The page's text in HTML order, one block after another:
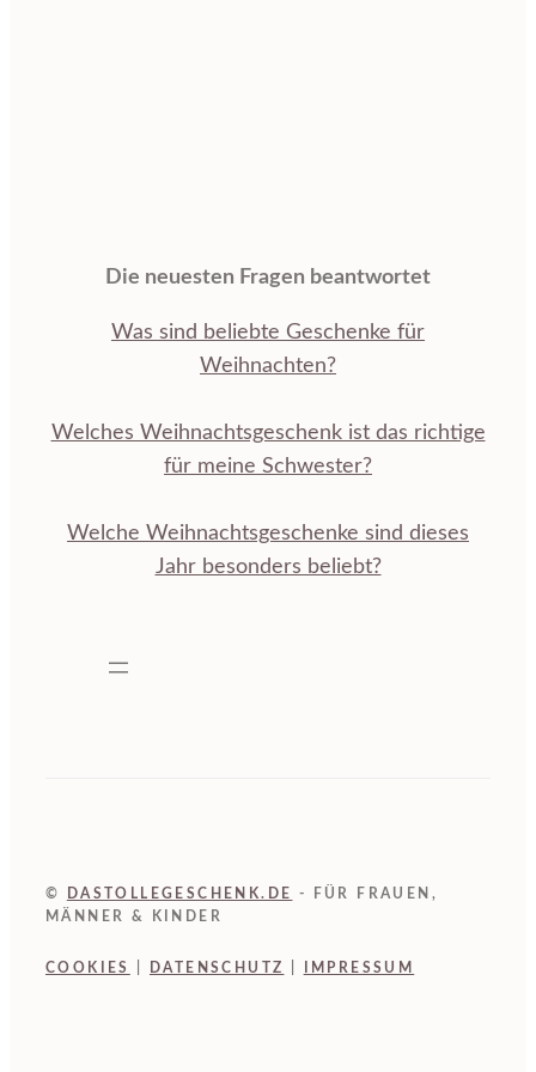
Die neuesten Fragen beantwortet
Was sind beliebte Geschenke für
Weihnachten?
Welches Weihnachtsgeschenk ist das richtige
für meine Schwester?
Welche Weihnachtsgeschenke sind dieses
Jahr besonders beliebt?
© DASTOLLEGESCHENK.DE
- FÜR FRAUEN,
MÄNNER & KINDER
COOKIES DATENSCHUTZ IMPRESSUM